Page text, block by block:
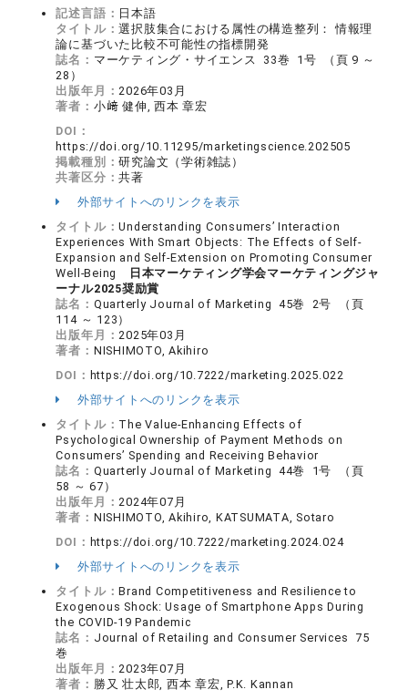
記述言語： 日本語
タイトル：選択肢集合における属性の構造整列： 情報理
論に基づいた比較不可能性の指標開発
誌名： マーケティング・サイエンス 33巻 1号 （頁 9 ～
28）
出版年月： 2026年03月
著者： 小﨑 健伸, 西本 章宏
DOI：
https://doi.org/10.11295/marketingscience.202505
掲載種別：研究論文（学術雑誌）
共著区分：共著
外部サイトへのリンクを表示
タイトル：Understanding Consumers’ Interaction
Experiences With Smart Objects: The Effects of Self-
Expansion and Self-Extension on Promoting Consumer
Well-Being
日本マーケティング学会マーケティングジャ
ーナル2025奨励賞
誌名： Quarterly Journal of Marketing 45巻 2号 （頁
114 ～ 123）
出版年月： 2025年03月
著者： NISHIMOTO, Akihiro
DOI： https://doi.org/10.7222/marketing.2025.022
外部サイトへのリンクを表示
タイトル： The Value-Enhancing Effects of
Psychological Ownership of Payment Methods on
Consumers’ Spending and Receiving Behavior
誌名： Quarterly Journal of Marketing 44巻 1号 （頁
58 ～ 67）
出版年月： 2024年07月
著者： NISHIMOTO, Akihiro, KATSUMATA, Sotaro
DOI： https://doi.org/10.7222/marketing.2024.024
外部サイトへのリンクを表示
タイトル：Brand Competitiveness and Resilience to
Exogenous Shock: Usage of Smartphone Apps During
the COVID-19 Pandemic
誌名： Journal of Retailing and Consumer Services 75
巻
出版年月： 2023年07月
著者： 勝又 壮太郎, 西本 章宏, P.K. Kannan